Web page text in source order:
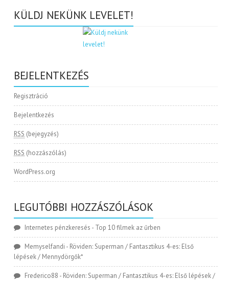
KÜLDJ NEKÜNK LEVELET!
BEJELENTKEZÉS
Regisztráció
Bejelentkezés
RSS (bejegyzés)
RSS (hozzászólás)
WordPress.org
LEGUTÓBBI HOZZÁSZÓLÁSOK
Internetes pénzkeresés - Top 10 filmek az űrben
Memyselfandi - Röviden: Superman / Fantasztikus 4-es: Első
lépések / Mennydörgők*
Frederico88 - Röviden: Superman / Fantasztikus 4-es: Első lépések /